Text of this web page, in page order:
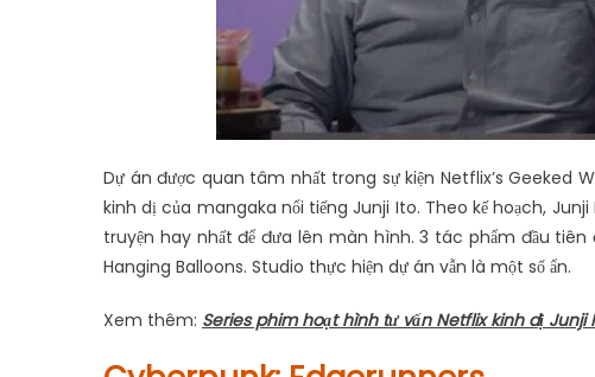
Dự án được quan tâm nhất trong sự kiện Netflix’s Geeked
kinh dị của mangaka nổi tiếng Junji Ito. Theo kế hoạch,
truyện hay nhất để đưa lên màn hình. 3 tác phẩm đầu
Hanging Balloons. Studio thực hiện dự án vẫn là một số ẩn.
Xem thêm: Series phim hoạt hình tư vấn Netflix kinh dị